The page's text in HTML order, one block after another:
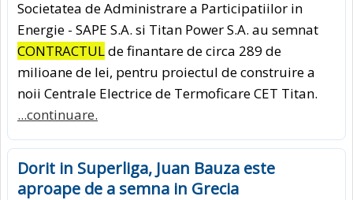
Societatea de Administrare a Participatiilor in
Energie - SAPE S.A. si Titan Power S.A. au semnat
CONTRACTULde finantare de circa 289 de
milioane de lei, pentru proiectul de construire a
noii Centrale Electrice de Termoficare CET Titan.
...continuare.
Dorit in Superliga, Juan Bauza este
aproape de a semna in Grecia